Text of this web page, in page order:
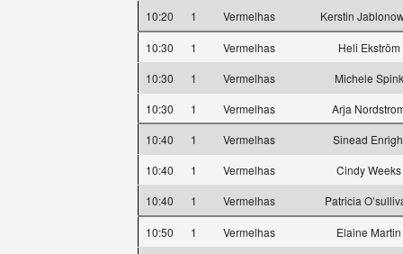
10:20
1 Vermelhas Kerstin
10:30 1 Vermelhas
Heli Ekström
10:30
1 Vermelhas
Michele Spink
10:30
1 Vermelhas
Arja
10:40
1 Vermelhas
Sinead
10:40
1 Vermelhas
Cindy Weeks
10:40
1 Vermelhas Patricia
10:50 1 Vermelhas
Elaine Martin